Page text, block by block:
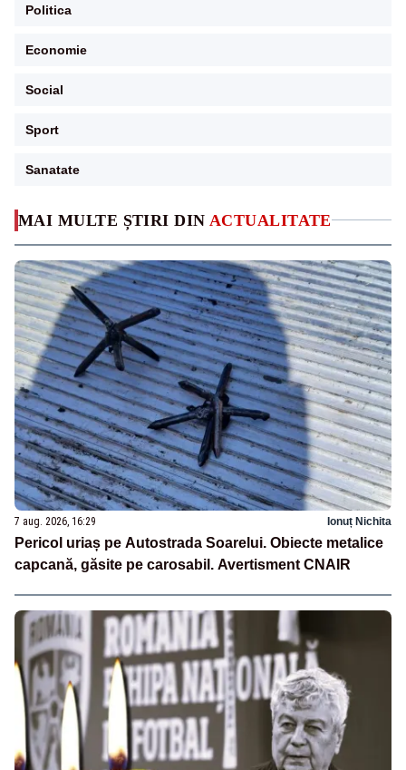
MAI MULTE ȘTIRI DIN ACTUALITATE
7 aug. 2026, 16:29 Ionuț Nichita
Pericol uriaș pe Autostrada Soarelui. Obiecte metalice
capcană, găsite pe carosabil. Avertisment CNAIR
Politica
Economie
Social
Sport
Sanatate